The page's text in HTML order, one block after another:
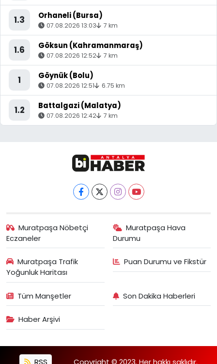
1.3 Orhaneli (Bursa)
07.08.2026 13:03 7 km
1.6 Göksun (Kahramanmaraş)
07.08.2026 12:52 7 km
1 Göynük (Bolu)
07.08.2026 12:51 6.75 km
1.2 Battalgazi (Malatya)
07.08.2026 12:42 7 km
Muratpaşa Nöbetçi
Eczaneler
Muratpaşa Hava
Durumu
Muratpaşa Trafik
Yoğunluk Haritası
Puan Durumu ve Fikstür
Tüm Manşetler Son Dakika Haberleri
Haber Arşivi
RSS Copyright © 2023. Her hakkı saklıdır.